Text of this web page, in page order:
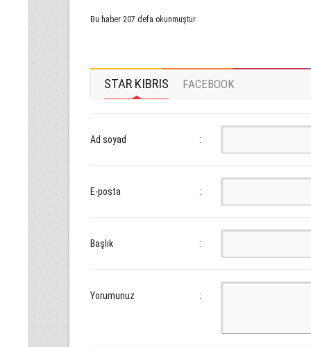
Bu haber 207 defa okunmuştur
STAR KIBRIS FACEBOOK
Ad soyad :
E-posta :
Başlık :
Yorumunuz :